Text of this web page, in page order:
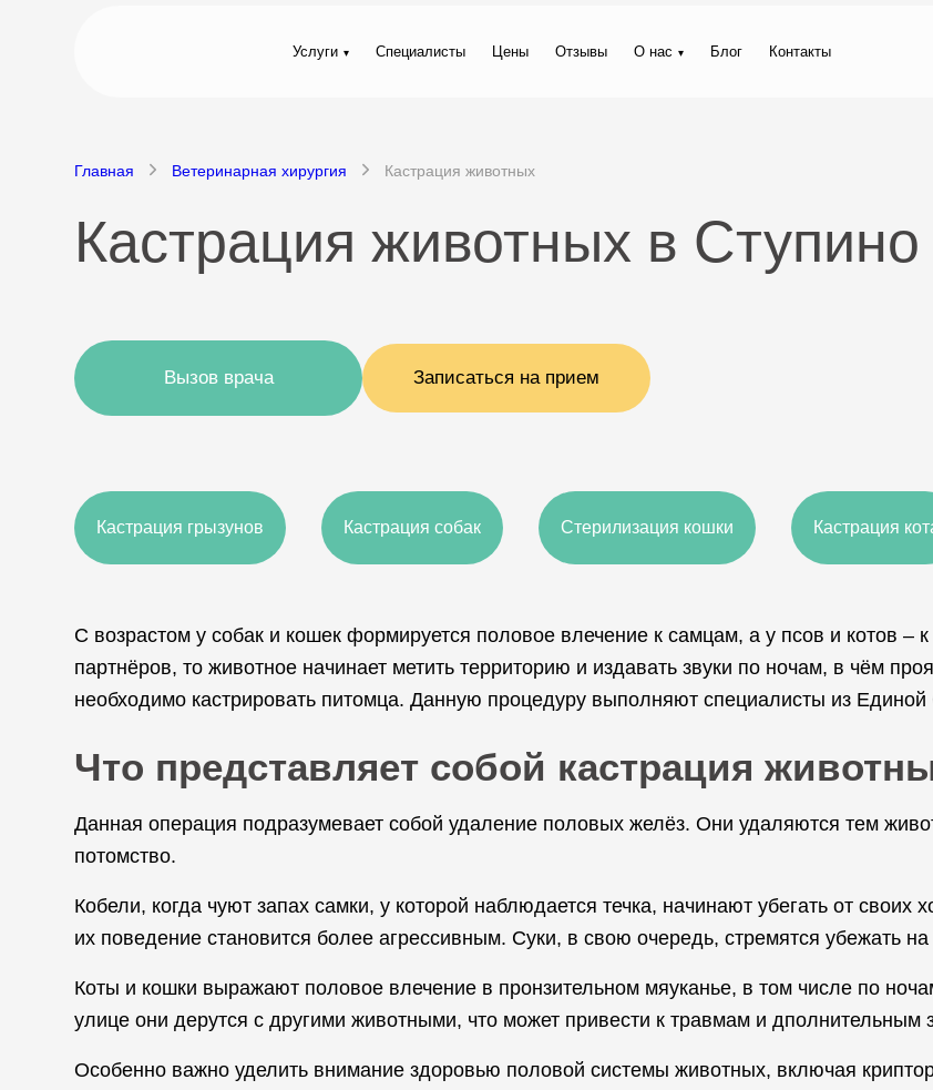
Услуги Специалисты Цены Отзывы О нас Блог Контакты
Главная Ветеринарная хирургия Кастрация животных
Кастрация животных в Ступино
Вызов врача Записаться на прием
Кастрация грызунов Кастрация собак Стерилизация кошки Кастрация
С возрастом у собак и кошек формируется половое влечение к самцам, а у псов и котов –
партнёров, то животное начинает метить территорию и издавать звуки по ночам, в чём
необходимо кастрировать питомца. Данную процедуру выполняют специалисты из
Что представляет собой кастрация
Данная операция подразумевает собой удаление половых желёз. Они удаляются тем
потомство.
Кобели, когда чуют запах самки, у которой наблюдается течка, начинают убегать от
их поведение становится более агрессивным. Суки, в свою очередь, стремятся убежать на
Коты и кошки выражают половое влечение в пронзительном мяуканье, в том числе по
улице они дерутся с другими животными, что может привести к травмам и дполнительным
Особенно важно уделить внимание здоровью половой системы животных, включая